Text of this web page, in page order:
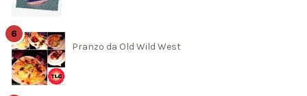
Pranzo da Old Wild West